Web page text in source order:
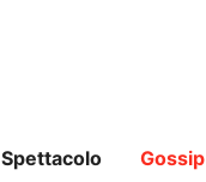
Spettacolo Gossip